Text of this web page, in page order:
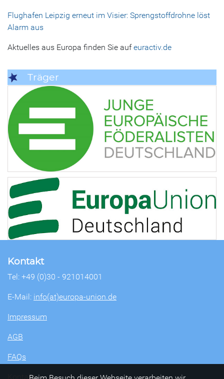
Flughafen Leipzig erneut im Visier: Sprengstoffdrohne löst
Alarm aus
Aktuelles aus Europa finden Sie aufeuractiv.de
Träger
Kontakt
Tel: +49 (0)30 - 921014001
E-Mail: info(at)europa-union.de
Impressum
AGB
FAQs
Kontakt